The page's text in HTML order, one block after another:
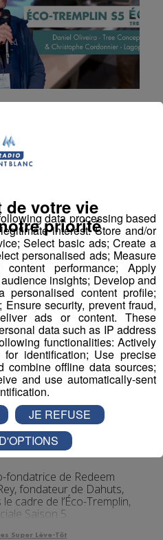
: deux réussites éco-
de l’Éco-Tremplin
Radio Mont Blanc
Saison 5 |
& Dahuts
fondatrice de Redeem
fondateur de Dahuts,
cadre de l’Éco-Tremplin,
Saison 5.
Super Lève-Tôt
data processing based
interest: Store and/or
Select basic ads; Create a
personalised ads; Measure
performance; Apply
insights; Develop and
personalised content profile;
security, prevent fraud,
ads or content. These
data such as IP address
functionalities: Actively
identification; Use precise
combine offline data sources;
and use automatically-sent
de votre vie
priorité
JE REFUSE